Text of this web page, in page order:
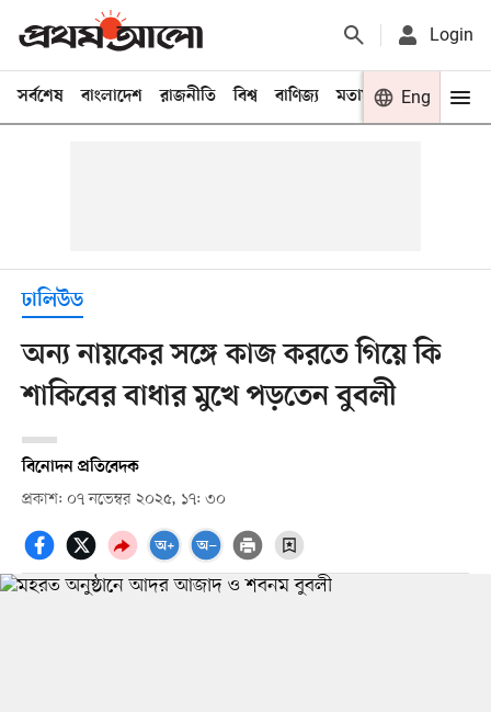
Login
সর্বশেষ বাংলাদেশ রাজনীতি বিশ্ব বাণিজ্য মতামত খেলা
Eng
ঢালিউড
অন্য নায়কের সঙ্গে কাজ করতে গিয়ে কি
শাকিবের বাধার মুখে পড়তেন বুবলী
বিনোদন প্রতিবেদক
প্রকাশ: ০৭ নভেম্বর ২০২৫, ১৭: ৩০